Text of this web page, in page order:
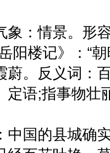
：情景。形容
阳楼记》：“
蔚。反义词：
定语;指事物壮
国的县城确实